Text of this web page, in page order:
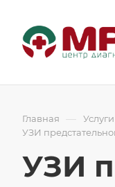
Главная —
УЗИ
УЗИ